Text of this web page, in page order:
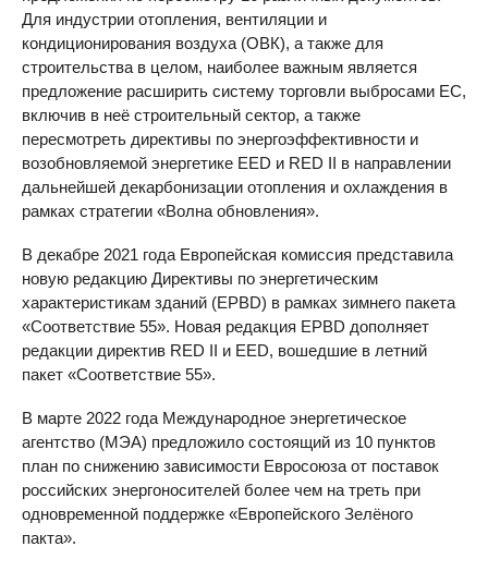
Для индустрии отопления, вентиляции и
кондиционирования воздуха (ОВК), а также для
строительства в целом, наиболее важным является
предложение расширить систему торговли выбросами ЕС,
включив в неё строительный сектор, а также
пересмотреть директивы по энергоэффективности и
возобновляемой энергетике EED и RED II в направлении
дальнейшей декарбонизации отопления и охлаждения в
рамках стратегии «Волна обновления».
В декабре 2021 года Европейская комиссия представила
новую редакцию Директивы по энергетическим
характеристикам зданий (EPBD) в рамках зимнего пакета
«Соответствие 55». Новая редакция EPBD дополняет
редакции директив RED II и EED, вошедшие в летний
пакет «Соответствие 55».
В марте 2022 года Международное энергетическое
агентство (МЭА) предложило состоящий из 10 пунктов
план по снижению зависимости Евросоюза от поставок
российских энергоносителей более чем на треть при
одновременной поддержке «Европейского Зелёного
пакта».